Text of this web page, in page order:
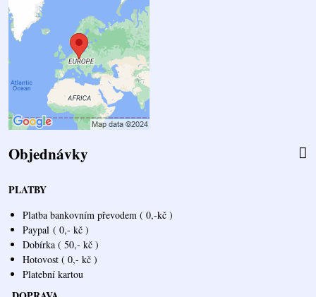
Objednávky
PLATBY
Platba bankovním převodem ( 0,-kč )
Paypal ( 0,- kč )
Dobírka ( 50,- kč )
Hotovost ( 0,- kč )
Platební kartou